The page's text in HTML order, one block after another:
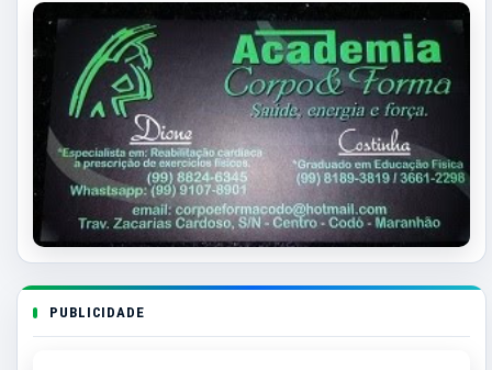
PUBLICIDADE